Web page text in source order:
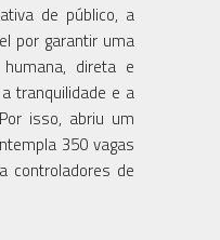
de público, a
por garantir uma
direta e
tranquilidade e a
isso, abriu um
350 vagas
controladores de